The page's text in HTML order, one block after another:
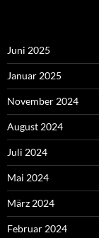
Juni 2025
Januar 2025
November 2024
August 2024
Juli 2024
Mai 2024
März 2024
Februar 2024